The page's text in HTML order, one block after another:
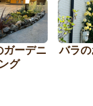
ガーデニ
ング
バラ